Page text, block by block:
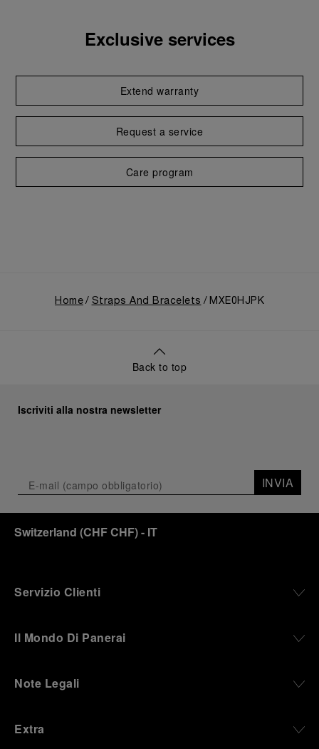
Exclusive services
Extend warranty
Request a service
Care program
Home Straps And Bracelets MXE0HJPK
Back to top
Iscriviti alla nostra newsletter
INVIA
Switzerland (CHF CHF)- IT
Servizio Clienti
Il Mondo Di Panerai
Note Legali
Extra